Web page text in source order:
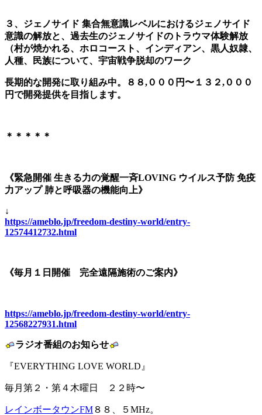
３、ジェノサイド 集合無意識レベルにおけるジェノサイド
意識の解放と、過去生のジェノサイドのトラウマ体験解放
（村が焼かれる、ホロコースト、インディアン、黒人奴隷、
人種、民族について、宇宙戦争脱却のワーク
長期的な開発に取り組み中。８８,０００円〜１３２,０００
円で開発提供を目指します。
＊＊＊＊＊
《緊急開催 生きる力の覚醒一斉LOVING ウイルス予防 免疫
力アップ 肺と呼吸器の機能向上》
↓
https://ameblo.jp/freedom-destiny-world/entry-
12574412732.html
《毎月１日開催 完全遠隔施術のご案内》
https://ameblo.jp/freedom-destiny-world/entry-
12568227931.html
ラジオ番組のお知らせ
『EVERYTHING LOVE WORLD』
毎月第２・第４木曜日 ２２時〜
レインボータウンFM８８、５MHz。